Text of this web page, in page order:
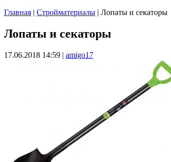
Главная | Стройматериалы | Лопаты и секаторы
Лопаты и секаторы
17.06.2018 14:59 | amigo17